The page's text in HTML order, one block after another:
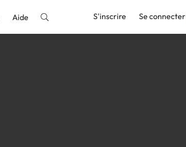
Aide S'inscrire Se connecter